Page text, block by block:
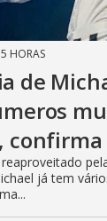
HORAS
de
confirma
já tem